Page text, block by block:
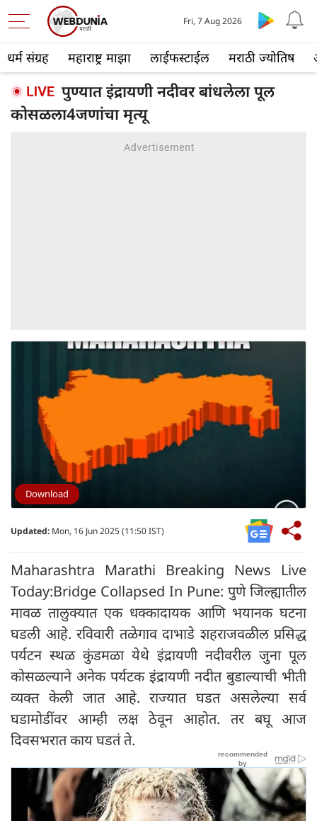
धर्म संग्रह महाराष्ट्र माझा लाईफस्टाईल मराठी ज्योतिष
Fri, 7 Aug 2026
पुण्यात इंद्रायणी नदीवर बांधलेला पूल
कोसळला4जणांचा मृत्यू
Download
Updated: Mon, 16 Jun 2025 (11:50 IST)
Maharashtra Marathi Breaking News Live
Today:Bridge Collapsed In Pune: पुणे जिल्ह्यातील
मावळ तालुक्यात एक धक्कादायक आणि भयानक घटना
घडली आहे. रविवारी तळेगाव दाभाडे शहराजवळील प्रसिद्ध
पर्यटन स्थळ कुंडमळा येथे इंद्रायणी नदीवरील जुना पूल
कोसळल्याने अनेक पर्यटक इंद्रायणी नदीत बुडाल्याची भीती
व्यक्त केली जात आहे. राज्यात घडत असलेल्या सर्व
घडामोडींवर आम्ही लक्ष ठेवून आहोत. तर बघू आज
दिवसभरात काय घडतं ते.